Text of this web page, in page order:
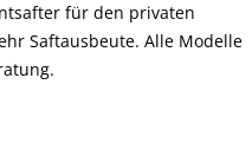
für den privaten
Saftausbeute. Alle Modelle